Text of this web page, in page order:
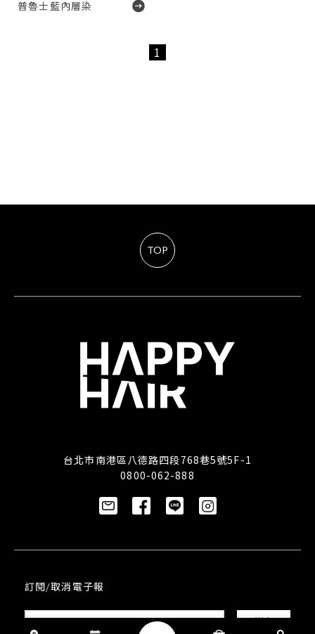
普魯士藍內層染
1
TOP
台北市南港區八德路四段768巷5號5F-1
0800-062-888
訂閱/取消電子報